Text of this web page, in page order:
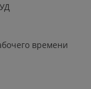
времени